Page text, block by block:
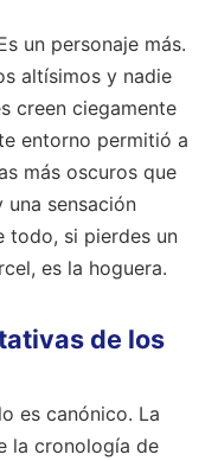
un personaje más.
altísimos y nadie
creen ciegamente
entorno permitió a
más oscuros que
una sensación
todo, si pierdes un
es la hoguera.
de los
es canónico. La
la cronología de